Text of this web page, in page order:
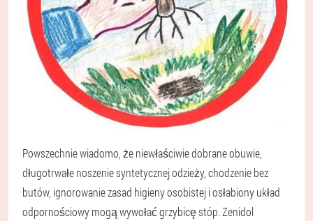
Powszechnie wiadomo, że niewłaściwie dobrane obuwie,
długotrwałe noszenie syntetycznej odzieży, chodzenie bez
butów, ignorowanie zasad higieny osobistej i osłabiony układ
odpornościowy mogą wywołać grzybicę stóp. Zenidol